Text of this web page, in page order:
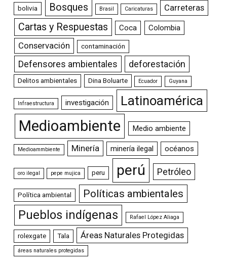
bolivia Bosques Brasil Caricaturas Carreteras
Cartas y Respuestas Coca Colombia
Conservación contaminación
Defensores ambientales deforestación
Delitos ambientales Dina Boluarte Ecuador Guyana
Infraestructura investigación Latinoamérica
Medioambiente Medio ambiente
Medioammbiente Minería minería ilegal océanos
oro ilegal pepe mujica peru perú Petróleo
Política ambiental Políticas ambientales
Pueblos indígenas Rafael López Aliaga
rolexgate Tala Áreas Naturales Protegidas
áreas naturales protegidas